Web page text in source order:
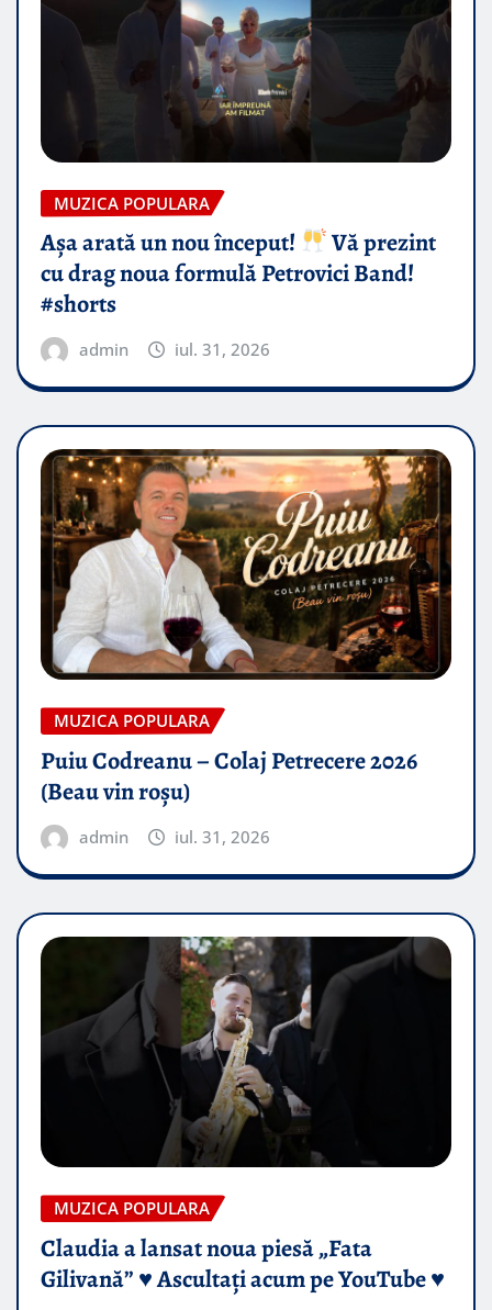
MUZICA POPULARA
Așa arată un nou început!
Vă prezint
cu drag noua formulă Petrovici Band!
#shorts
admin iul. 31, 2026
MUZICA POPULARA
Puiu Codreanu – Colaj Petrecere 2026
(Beau vin roșu)
admin iul. 31, 2026
MUZICA POPULARA
Claudia a lansat noua piesă „Fata
Gilivană” ♥️ Ascultați acum pe YouTube ♥️